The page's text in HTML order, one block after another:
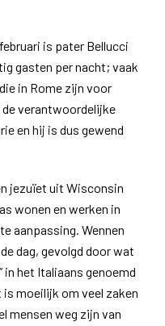
is pater Bellucci
gasten per nacht; vaak
in Rome zijn voor
de verantwoordelijke
en hij is dus gewend
jezuïet uit Wisconsin
wonen en werken in
aanpassing. Wennen
dag, gevolgd door wat
in het Italiaans genoemd
moeilijk om veel zaken
mensen weg zijn van